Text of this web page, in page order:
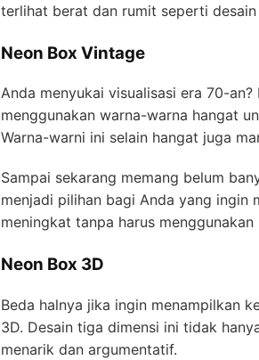
terlihat berat dan rumit seperti desain
Neon Box Vintage
Anda menyukai visualisasi era 70-
menggunakan warna-warna hangat
Warna-warni ini selain hangat juga
Sampai sekarang memang belum
menjadi pilihan bagi Anda yang ingin
meningkat tanpa harus
Neon Box 3D
Beda halnya jika ingin menampilkan
3D. Desain tiga dimensi ini tidak
menarik dan argumentatif.